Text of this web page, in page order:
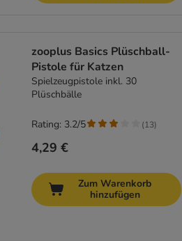
zooplus Basics Plüschball-
Pistole für Katzen
Spielzeugpistole inkl. 30
Plüschbälle
4,29 €
Rating: 3.2/5 (13)
Zum Warenkorb
hinzufügen